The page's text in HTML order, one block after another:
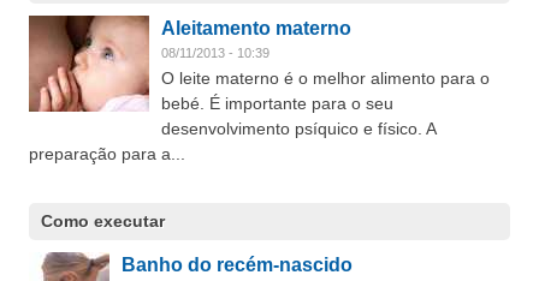
Aleitamento materno
08/11/2013 - 10:39
O leite materno é o melhor alimento para o
bebé. É importante para o seu
desenvolvimento psíquico e físico. A
preparação para a...
Como executar
Banho do recém-nascido